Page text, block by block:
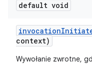
default void
invocation
context)
Wywołanie zwrotne,